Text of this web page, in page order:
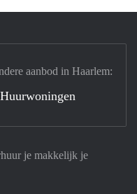
je makkelijk je
aanbod in Haarlem:
Huurwoningen